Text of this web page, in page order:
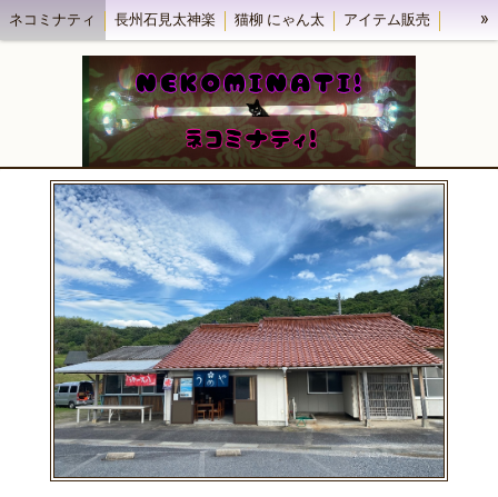
ネコミナティ 長州石見太神楽 猫柳 にゃん太 アイテム販売
ネコミナティブログ 浜田市田の浦海水浴場 海の家民宿うめや
»